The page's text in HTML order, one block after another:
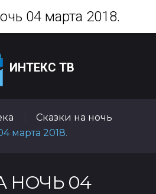
ИНТЕКС ТВ
Сказки на ночь
марта 2018.
НОЧЬ 04
04 марта 2018.